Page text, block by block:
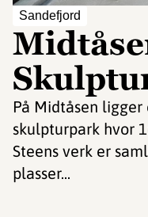
Sandefjord
På Midtåsen
skulpturpark hvor
Steens verk er
plasser...